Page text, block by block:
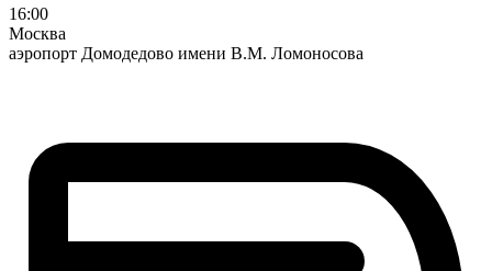
16:00
Москва
аэропорт Домодедово имени В.М. Ломоносова